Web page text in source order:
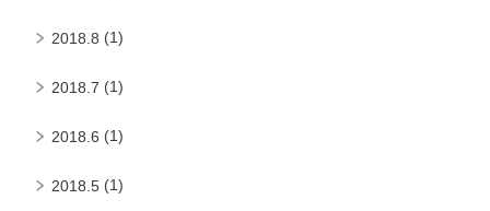
2018.8 (1)
2018.7 (1)
2018.6 (1)
2018.5 (1)